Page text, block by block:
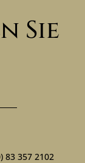
Sie
357 2102